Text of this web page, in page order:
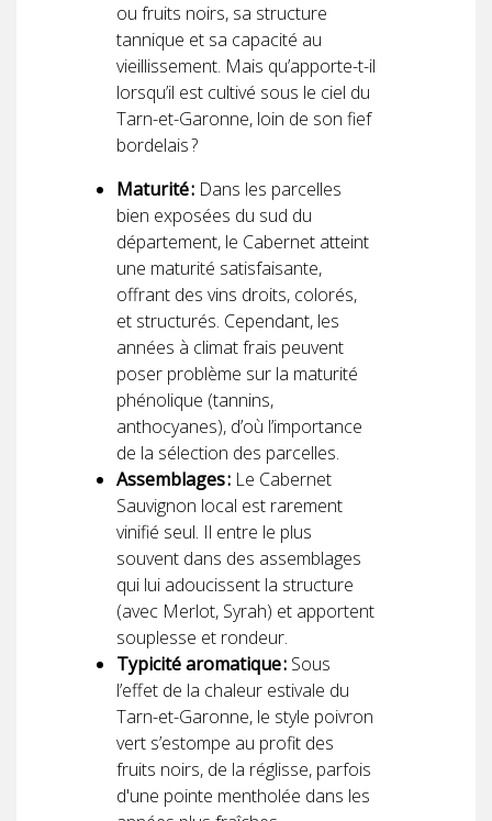
ou fruits noirs, sa structure
tannique et sa capacité au
vieillissement. Mais qu’apporte-t-il
lorsqu’il est cultivé sous le ciel du
Tarn-et-Garonne, loin de son fief
bordelais ?
Maturité : Dans les parcelles
bien exposées du sud du
département, le Cabernet atteint
une maturité satisfaisante,
offrant des vins droits, colorés,
et structurés. Cependant, les
années à climat frais peuvent
poser problème sur la maturité
phénolique (tannins,
anthocyanes), d’où l’importance
de la sélection des parcelles.
Assemblages : Le Cabernet
Sauvignon local est rarement
vinifié seul. Il entre le plus
souvent dans des assemblages
qui lui adoucissent la structure
(avec Merlot, Syrah) et apportent
souplesse et rondeur.
Typicité aromatique : Sous
l’effet de la chaleur estivale du
Tarn-et-Garonne, le style poivron
vert s’estompe au profit des
fruits noirs, de la réglisse, parfois
d'une pointe mentholée dans les